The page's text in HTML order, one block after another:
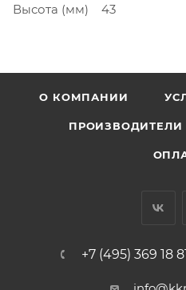
Высота (мм) 43
О КОМПАНИИ
ПРОИЗВОДИТЕЛИ
+7 (495) 369 18